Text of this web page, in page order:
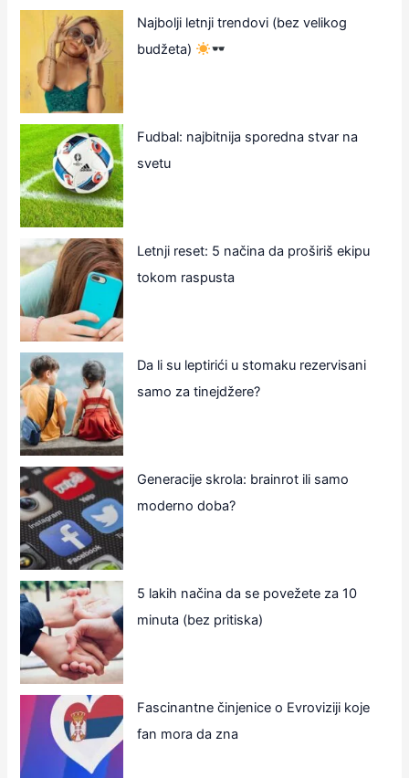
Najbolji letnji trendovi (bez velikog
budžeta)
Fudbal: najbitnija sporedna stvar na
svetu
Letnji reset: 5 načina da proširiš ekipu
tokom raspusta
Da li su leptirići u stomaku rezervisani
samo za tinejdžere?
Generacije skrola: brainrot ili samo
moderno doba?
5 lakih načina da se povežete za 10
minuta (bez pritiska)
Fascinantne činjenice o Evroviziji koje
fan mora da zna